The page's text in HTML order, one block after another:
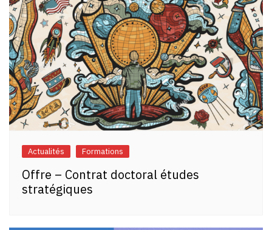
Actualités Formations
Offre – Contrat doctoral études
stratégiques